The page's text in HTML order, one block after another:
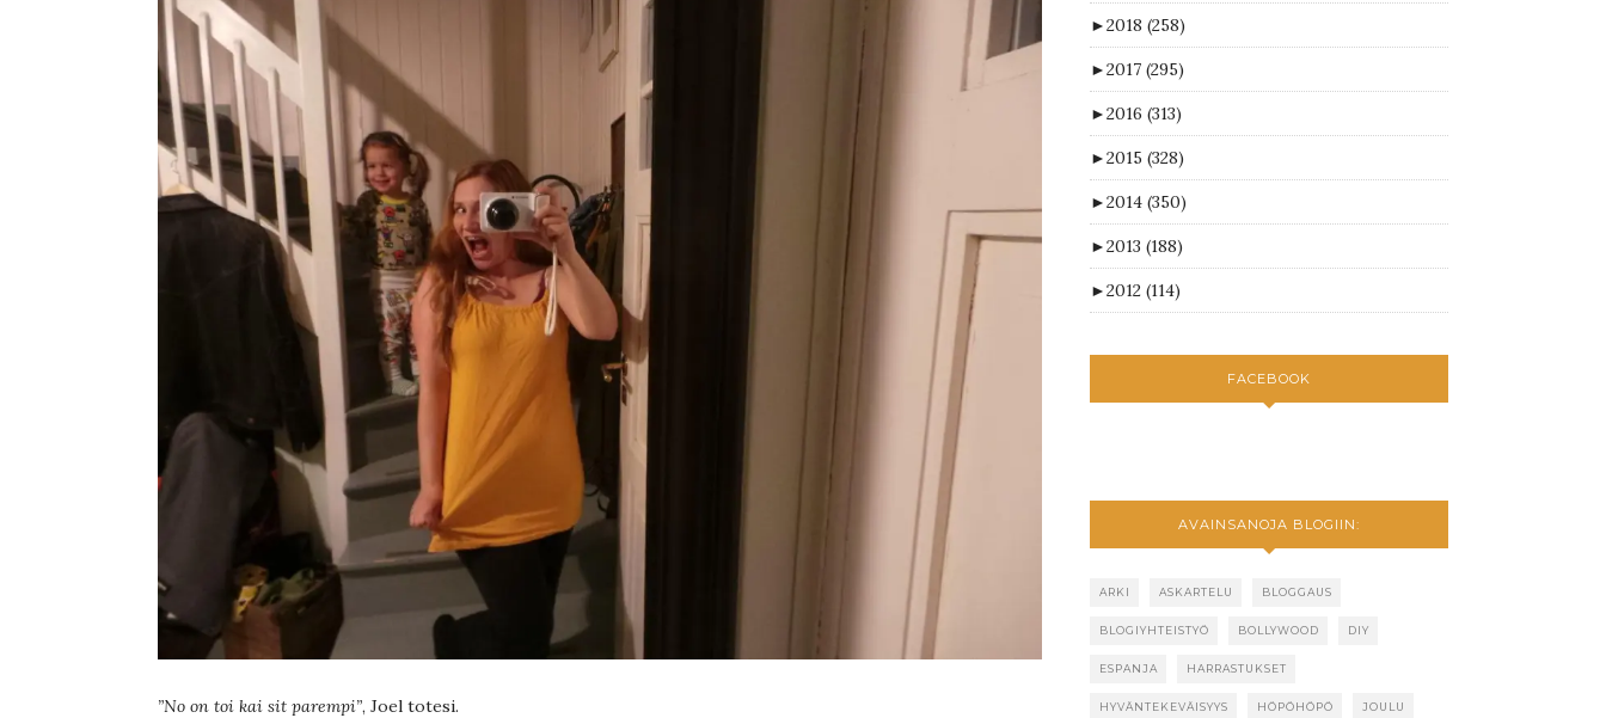
”No on toi kai sit parempi”, Joel totesi.
►2018 (258)
►2017 (295)
►2016 (313)
►2015 (328)
►2014 (350)
►2013 (188)
►2012 (114)
FACEBOOK
AVAINSANOJA BLOGIIN:
ARKI ASKARTELU BLOGGAUS
BLOGIYHTEISTYÖ BOLLYWOOD DIY
ESPANJA HARRASTUKSET
HYVÄNTEKEVÄISYYS HÖPÖHÖPÖ JOULU